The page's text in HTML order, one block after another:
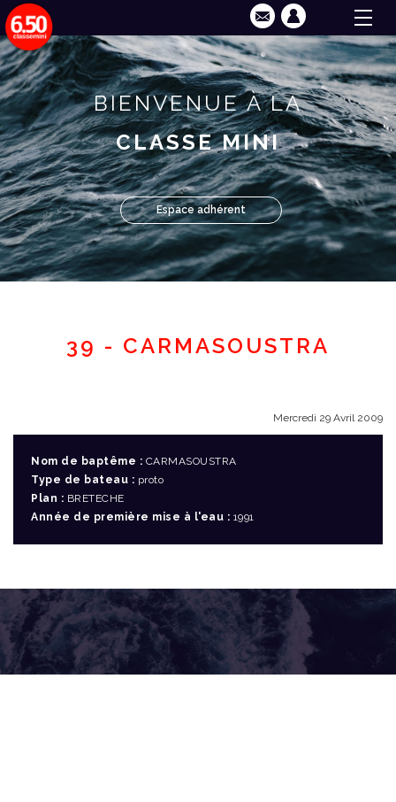
BIENVENUE À LA
CLASSE MINI
Espace adhérent
39 - CARMASOUSTRA
Mercredi 29 Avril 2009
Nom de baptême : CARMASOUSTRA
Type de bateau : proto
Plan : BRETECHE
Année de première mise à l'eau : 1991